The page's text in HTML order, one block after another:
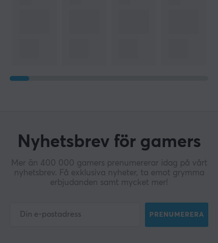
Nyhetsbrev för gamers
Mer än 400 000 gamers prenumererar idag på vårt
nyhetsbrev. Få exklusiva nyheter, ta emot grymma
erbjudanden samt mycket mer!
PRENUMERERA